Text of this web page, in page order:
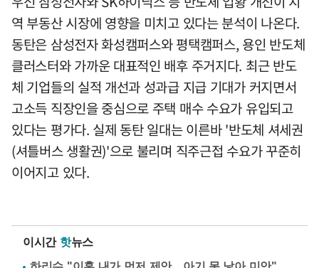
역 부동산 시장에 영향을 미치고 있다는 분석이 나온다.
동탄은 삼성전자 화성캠퍼스와 평택캠퍼스, 용인 반도체
클러스터와 가까운 대표적인 배후 주거지다. 최근 반도
체 기업들의 실적 개선과 성과급 지급 기대가 커지면서
고소득 직장인을 중심으로 주택 매수 수요가 유입되고
있다는 평가다. 실제 동탄 일대는 이른바 '반도체 셔세권
(셔틀버스 생활권)'으로 불리며 직주근접 수요가 꾸준히
이어지고 있다.
이시간 핫뉴스